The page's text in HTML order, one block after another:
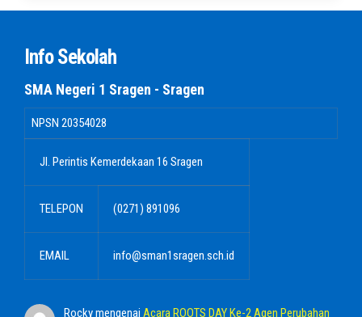
Info Sekolah
SMA Negeri 1 Sragen - Sragen
NPSN 20354028
Jl. Perintis Kemerdekaan 16 Sragen
TELEPON (0271) 891096
EMAIL info@sman1sragen.sch.id
Rockymengenai Acara ROOTS DAY Ke-2 Agen Perubahan